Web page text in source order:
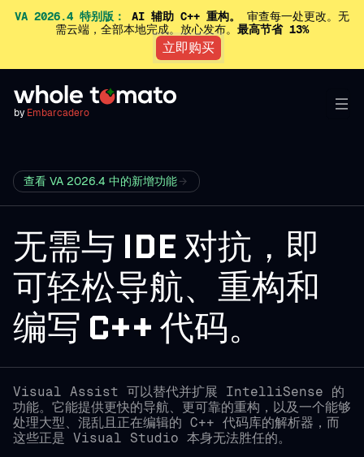
VA 2026.4 特别版： AI 辅助 C++ 重构。
审查每一处更改。无
需云端，全部本地完成。放心发布。 最高节省 13%
立即购买
by Embarcadero
查看 VA 2026.4 中的新增功能
无需与 IDE 对抗，即
可轻松导航、重构和
编写 C++ 代码。
Visual Assist 可以替代并扩展 IntelliSense 的
功能。它能提供更快的导航、更可靠的重构，以及一个能够
处理大型、混乱且正在编辑的 C++ 代码库的解析器，而
这些正是 Visual Studio 本身无法胜任的。